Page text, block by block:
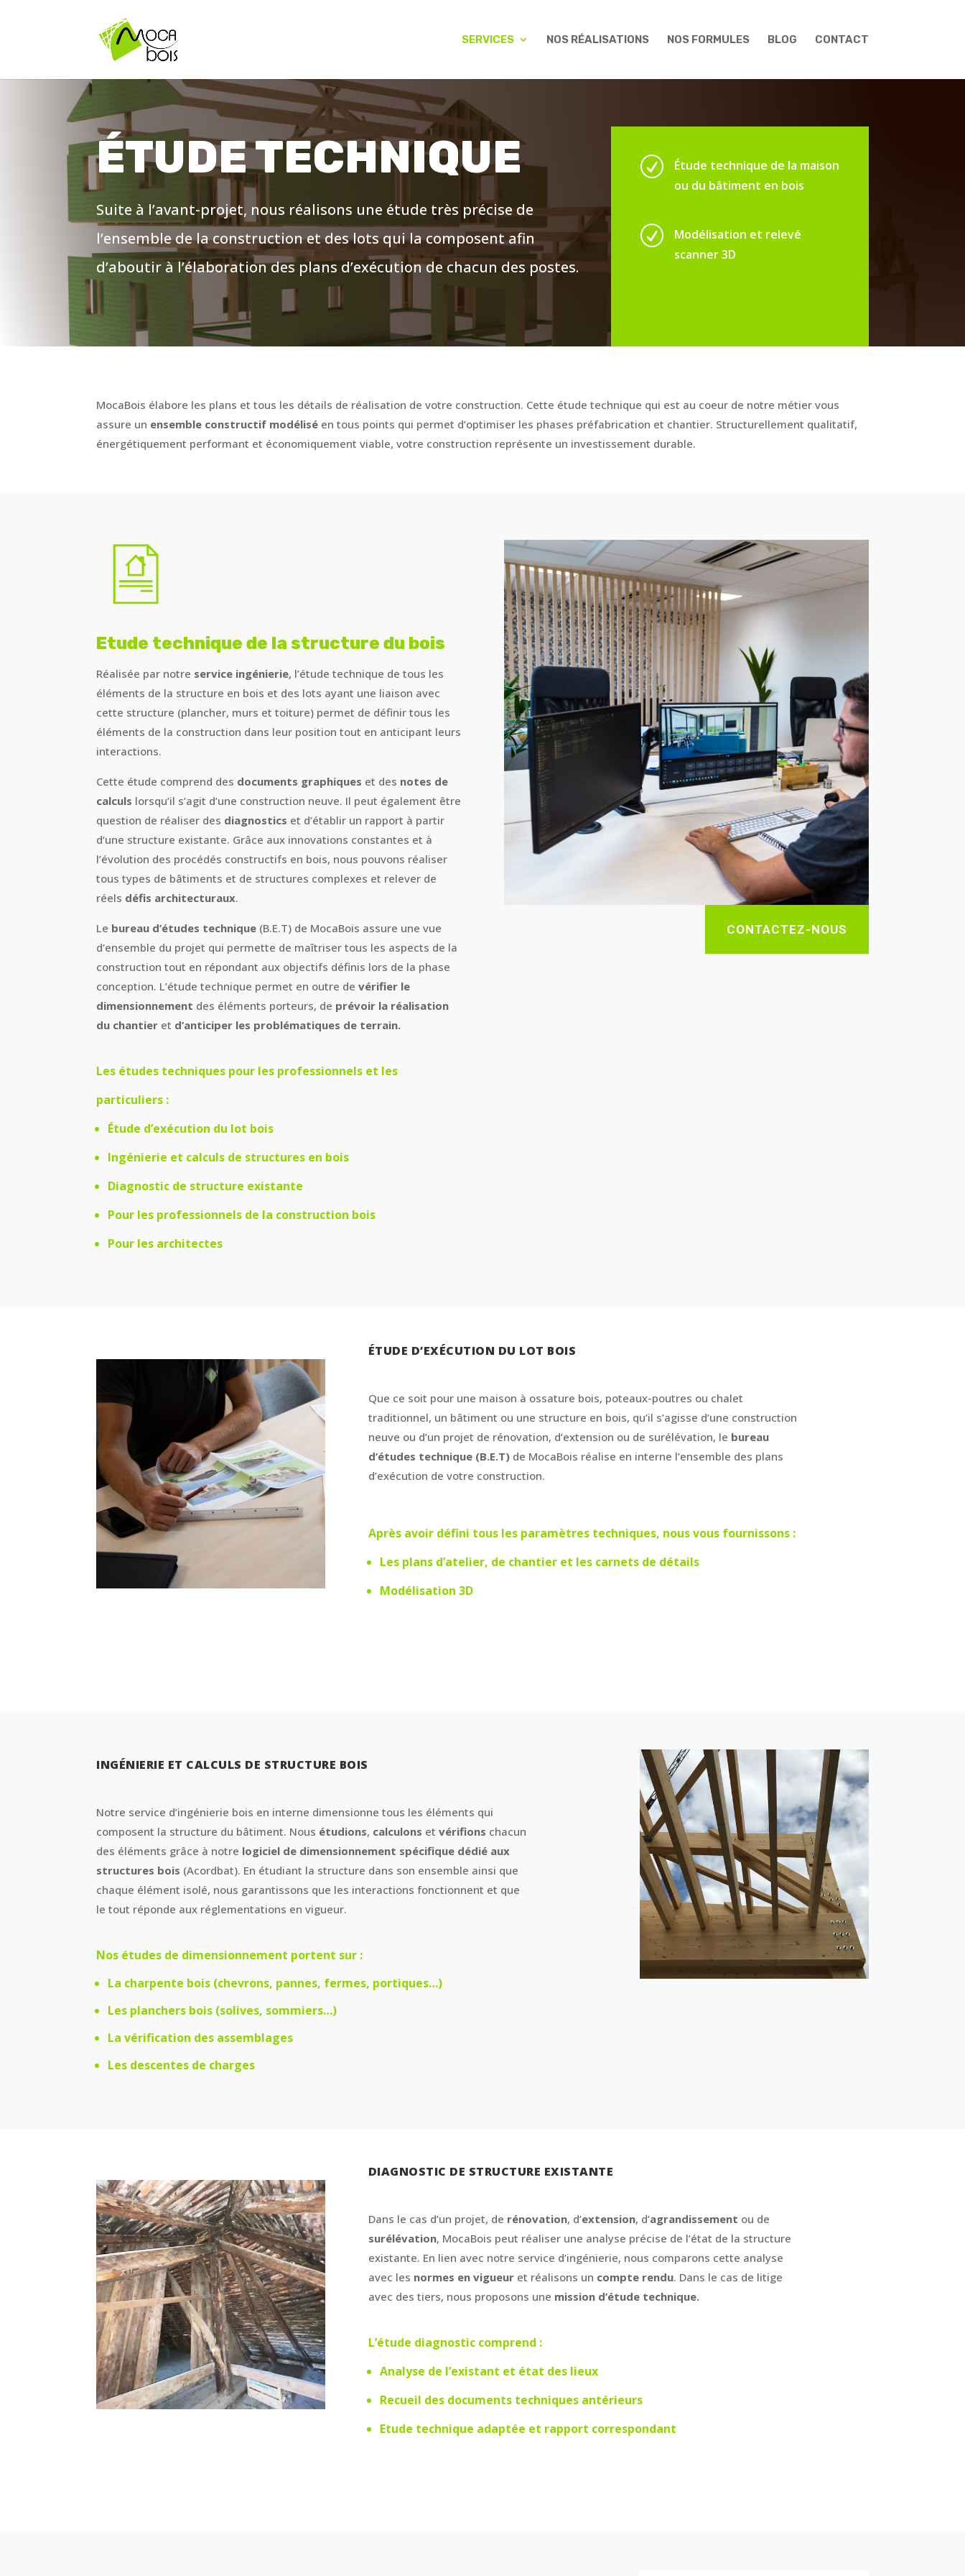
SERVICES NOS RÉALISATIONS NOS FORMULES BLOG CONTACT
ÉTUDE TECHNIQUE
Suite à l’avant-projet, nous réalisons une étude très précise de
l’ensemble de la construction et des lots qui la composent afin
d’aboutir à l’élaboration des plans d’exécution de chacun des postes.
R
Étude technique de la maison
ou du bâtiment en bois
R
Modélisation et relevé
scanner 3D
MocaBois élabore les plans et tous les détails de réalisation de votre construction. Cette étude technique qui est au coeur de notre métier vous
assure un ensemble constructif modélisé en tous points qui permet d’optimiser les phases préfabrication et chantier. Structurellement qualitatif,
énergétiquement performant et économiquement viable, votre construction représente un investissement durable.
Etude technique de la structure du bois
Réalisée par notre service ingénierie, l’étude technique de tous les
éléments de la structure en bois et des lots ayant une liaison avec
cette structure (plancher, murs et toiture) permet de définir tous les
éléments de la construction dans leur position tout en anticipant leurs
interactions.
Cette étude comprend des documents graphiques et des notes de
calculs lorsqu’il s’agit d’une construction neuve. Il peut également être
question de réaliser des diagnostics et d’établir un rapport à partir
d’une structure existante. Grâce aux innovations constantes et à
l’évolution des procédés constructifs en bois, nous pouvons réaliser
tous types de bâtiments et de structures complexes et relever de
réels défis architecturaux.
Le bureau d’études technique (B.E.T) de MocaBois assure une vue
d’ensemble du projet qui permette de maîtriser tous les aspects de la
construction tout en répondant aux objectifs définis lors de la phase
conception. L’étude technique permet en outre devérifier le
dimensionnement des éléments porteurs, de prévoir la réalisation
du chantier et d’anticiper les problématiques de terrain.
Les études techniques pour les professionnels et les
particuliers :
Étude d’exécution du lot bois
Ingénierie et calculs de structures en bois
Diagnostic de structure existante
Pour les professionnels de la construction bois
Pour les architectes
CONTACTEZ-NOUS
ÉTUDE D’EXÉCUTION DU LOT BOIS
Que ce soit pour une maison à ossature bois, poteaux-poutres ou chalet
traditionnel, un bâtiment ou une structure en bois, qu’il s’agisse d’une construction
neuve ou d’un projet de rénovation, d’extension ou de surélévation, le bureau
d’études technique (B.E.T) de MocaBois réalise en interne l’ensemble des plans
d’exécution de votre construction.
Après avoir défini tous les paramètres techniques, nous vous fournissons :
Les plans d’atelier, de chantier et les carnets de détails
Modélisation 3D
INGÉNIERIE ET CALCULS DE STRUCTURE BOIS
Notre service d’ingénierie bois en interne dimensionne tous les éléments qui
composent la structure du bâtiment. Nous étudions, calculons etvérifions chacun
des éléments grâce à notre logiciel de dimensionnement spécifique dédié aux
structures bois (Acordbat). En étudiant la structure dans son ensemble ainsi que
chaque élément isolé, nous garantissons que les interactions fonctionnent et que
le tout réponde aux réglementations en vigueur.
Nos études de dimensionnement portent sur :
La charpente bois (chevrons, pannes, fermes, portiques…)
Les planchers bois (solives, sommiers…)
La vérification des assemblages
Les descentes de charges
DIAGNOSTIC DE STRUCTURE EXISTANTE
Dans le cas d’un projet, de rénovation, d’extension, d’agrandissement ou de
surélévation, MocaBois peut réaliser une analyse précise de l’état de la structure
existante. En lien avec notre service d’ingénierie, nous comparons cette analyse
avec les normes en vigueur et réalisons un compte rendu. Dans le cas de litige
avec des tiers, nous proposons une mission d’étude technique.
L’étude diagnostic comprend :
Analyse de l’existant et état des lieux
Recueil des documents techniques antérieurs
Etude technique adaptée et rapport correspondant